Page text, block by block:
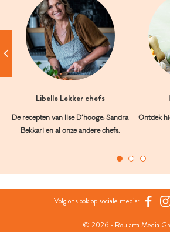
Libelle Lekker chefs
De recepten van Ilse D’hooge, Sandra
Bekkari en al onze andere chefs.
Ontdek
Volg ons ook op sociale media:
© 2026 - Roularta Media